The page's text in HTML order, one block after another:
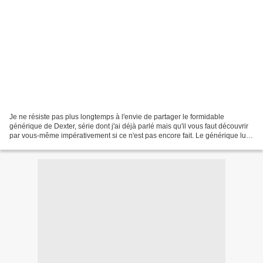
Je ne résiste pas plus longtemps à l'envie de partager le formidable
générique de Dexter, série dont j'ai déjà parlé mais qu'il vous faut découvrir
par vous-même impérativement si ce n'est pas encore fait. Le générique lui-